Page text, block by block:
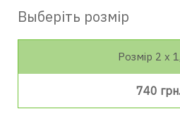
Выберіть розмір
Розмір 2 х
740 грн.